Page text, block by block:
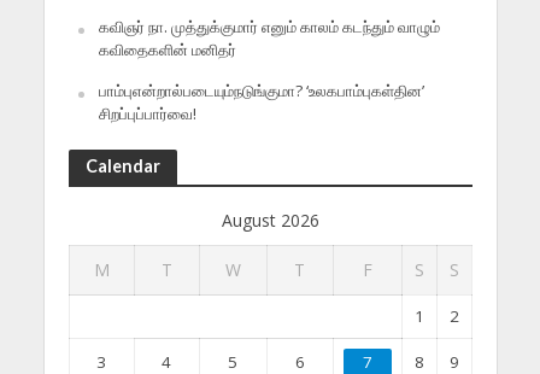
கவிஞர் நா. முத்துக்குமார் எனும் காலம் கடந்தும் வாழும்
கவிதைகளின் மனிதர்
பாம்புஎன்றால்படையும்நடுங்குமா? ‘உலகபாம்புகள்தின’
சிறப்புப்பார்வை!
Calendar
August 2026
M T W T F S S
1 2
3 4 5 6 7 8 9